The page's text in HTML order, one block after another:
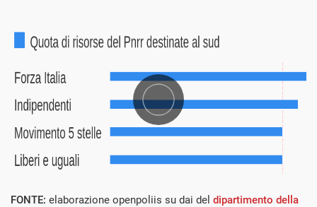
FONTE: elaborazione openpoliis su dai del dipartimento della